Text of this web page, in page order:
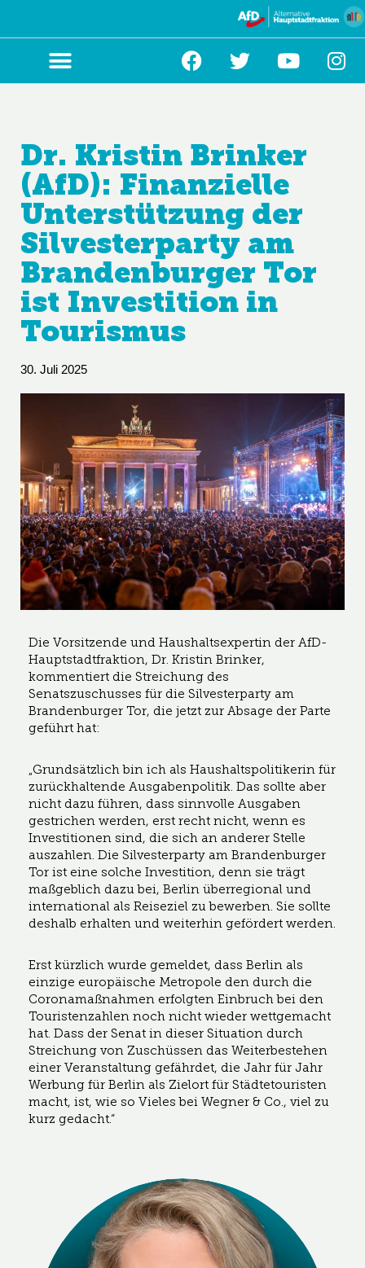
springen
Dr. Kristin Brinker
(AfD): Finanzielle
Unterstützung der
Silvesterparty am
Brandenburger Tor
ist Investition in
Tourismus
30. Juli 2025
Die Vorsitzende und Haushaltsexpertin der AfD-
Hauptstadtfraktion, Dr. Kristin Brinker,
kommentiert die Streichung des
Senatszuschusses für die Silvesterparty am
Brandenburger Tor, die jetzt zur Absage der Parte
geführt hat:
„Grundsätzlich bin ich als Haushaltspolitikerin für
zurückhaltende Ausgabenpolitik. Das sollte aber
nicht dazu führen, dass sinnvolle Ausgaben
gestrichen werden, erst recht nicht, wenn es
Investitionen sind, die sich an anderer Stelle
auszahlen. Die Silvesterparty am Brandenburger
Tor ist eine solche Investition, denn sie trägt
maßgeblich dazu bei, Berlin überregional und
international als Reiseziel zu bewerben. Sie sollte
deshalb erhalten und weiterhin gefördert werden.
Erst kürzlich wurde gemeldet, dass Berlin als
einzige europäische Metropole den durch die
Coronamaßnahmen erfolgten Einbruch bei den
Touristenzahlen noch nicht wieder wettgemacht
hat. Dass der Senat in dieser Situation durch
Streichung von Zuschüssen das Weiterbestehen
einer Veranstaltung gefährdet, die Jahr für Jahr
Werbung für Berlin als Zielort für Städtetouristen
macht, ist, wie so Vieles bei Wegner & Co., viel zu
kurz gedacht.“